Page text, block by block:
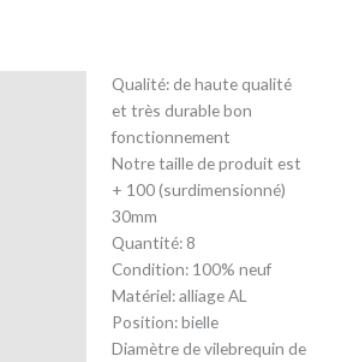
Qualité: de haute qualité
et très durable bon
fonctionnement
Notre taille de produit est
+ 100 (surdimensionné)
30mm
Quantité: 8
Condition: 100% neuf
Matériel: alliage AL
Position: bielle
Diamètre de vilebrequin de